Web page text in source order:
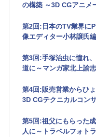
の構築 ～3D CGアニメ
第2回:日本のTV業界に
像エディター小林譲氏編
第3回:手塚治虫に憧れ
道に～マンガ家北上諭
第4回:販売営業からひ
3D CGテクニカルコン
第5回:祖父にもらった
人に～トラベルフォト